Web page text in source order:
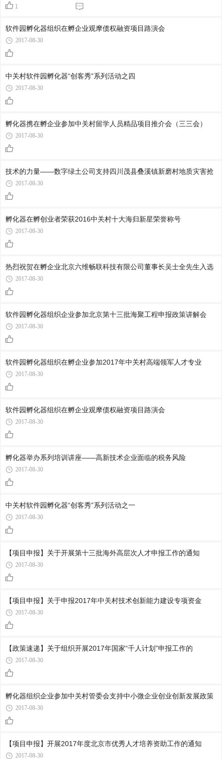
1
软件园孵化器组织在孵企业观摩债权融资项目路演会
2017-08-30
中关村软件园孵化器“创客秀”系列活动之四
2017-08-30
孵化器携在孵企业参加中关村留学人员精品项目推介会（三三会）
2017-08-30
技术的力量——数字绿土公司支持四川茂县叠溪镇新磨村地质灾害抢
2017-08-30
孵化器在孵创业者荣获2016中关村十大海归新星荣誉称号
2017-08-30
热烈祝贺在孵企业北京六维畅联科技有限公司董事长吴士全先生入选
2017-08-30
软件园孵化器组织企业参加北京第十三批海聚工程申报政策讲解会
2017-08-30
软件园孵化器组织在孵企业参加2017年中关村高端领军人才专业
2017-08-30
软件园孵化器组织在孵企业观摩债权融资项目路演会
2017-08-30
孵化器举办系列培训讲座——高新技术企业面临的税务风险
2017-08-30
中关村软件园孵化器“创客秀”系列活动之一
2017-08-30
【项目申报】关于开展第十三批海外高层次人才申报工作的通知
2017-08-30
【项目申报】关于申报2017年中关村技术创新能力建设专项资金
2017-08-30
【政策速递】关于组织开展2017年国家“千人计划”申报工作的
2017-08-30
孵化器组织企业参加中关村管委会支持中小微企业创业创新发展政策
2017-08-30
【项目申报】开展2017年度北京市优秀人才培养资助工作的通知
2017-08-30